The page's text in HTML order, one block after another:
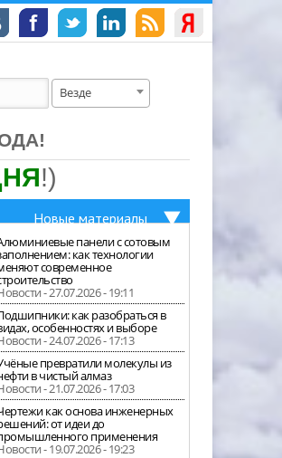
Везде
!)
Новые материалы
панели с сотовым
как технологии
современное
- 27.07.2026 - 19:11
как разобраться в
особенностях и выборе
- 24.07.2026 - 17:13
превратили молекулы из
в чистый алмаз
- 21.07.2026 - 17:03
как основа инженерных
от идеи до
применения
- 19.07.2026 - 19:23